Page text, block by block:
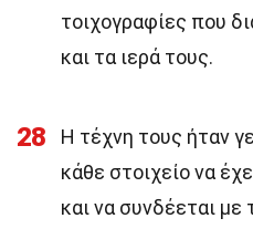
τοιχογραφίες που
και τα ιερά τους.
28
Η τέχνη τους ήταν
κάθε στοιχείο να
και να συνδέεται με